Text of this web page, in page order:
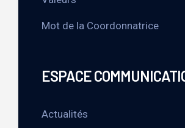
Mot de la Coordonnatrice
ESPACE
Actualités